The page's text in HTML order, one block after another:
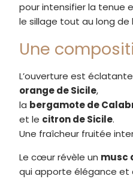
pour intensifier la tenue
le sillage tout au long de
Une
L’ouverture est
orange de Sicile,
la bergamote de
et le citron de Sicile.
Une fraîcheur fruitée
Le cœur révèle un musc
qui apporte élégance et